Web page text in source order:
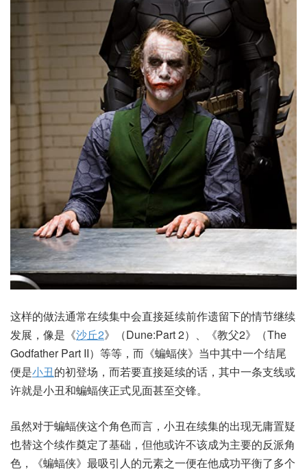
这样的做法通常在续集中会直接延续前作遗留下的情节继续
发展，像是《沙丘2》（Dune:Part 2）、《教父2》（The
Godfather Part II）等等，而《蝙蝠侠》当中其中一个结尾
便是小丑的初登场，而若要直接延续的话，其中一条支线或
许就是小丑和蝙蝠侠正式见面甚至交锋。
虽然对于蝙蝠侠这个角色而言，小丑在续集的出现无庸置疑
也替这个续作奠定了基础，但他或许不该成为主要的反派角
色，《蝙蝠侠》最吸引人的元素之一便在他成功平衡了多个